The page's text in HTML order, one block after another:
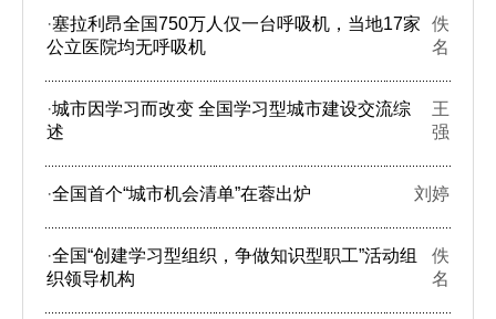
·塞拉利昂全国750万人仅一台呼吸机，当地17家
公立医院均无呼吸机
佚
名
·城市因学习而改变 全国学习型城市建设交流综
述
王
强
·全国首个“城市机会清单”在蓉出炉 刘婷
·全国“创建学习型组织，争做知识型职工”活动组
织领导机构
佚
名